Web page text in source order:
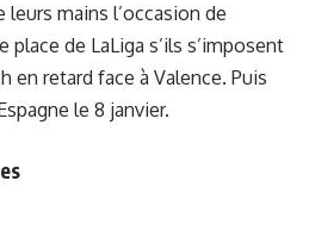
mains l’occasion de
place de LaLiga s’ils s’imposent
en retard face à Valence. Puis
le 8 janvier.